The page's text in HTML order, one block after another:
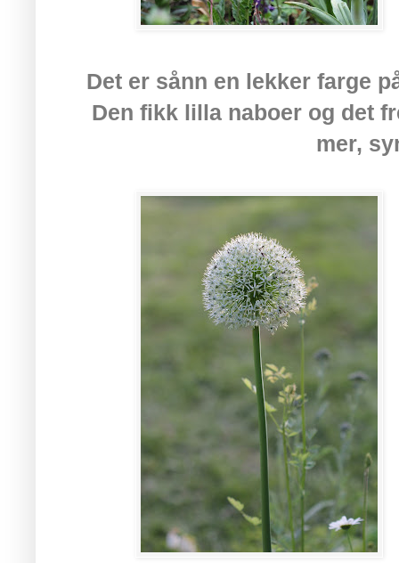
Det er sånn en lekker farge
Den fikk lilla naboer og det
mer,